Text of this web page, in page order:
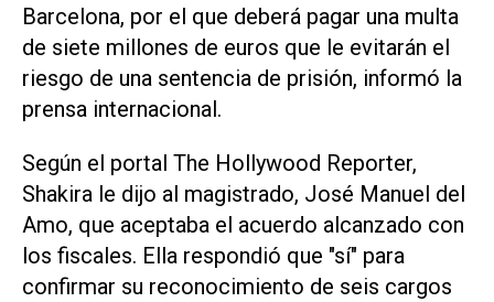
Barcelona, por el que deberá pagar una multa
de siete millones de euros que le evitarán el
riesgo de una sentencia de prisión, informó la
prensa internacional.
Según el portal The Hollywood Reporter,
Shakira le dijo al magistrado, José Manuel del
Amo, que aceptaba el acuerdo alcanzado con
los fiscales. Ella respondió que "sí" para
confirmar su reconocimiento de seis cargos